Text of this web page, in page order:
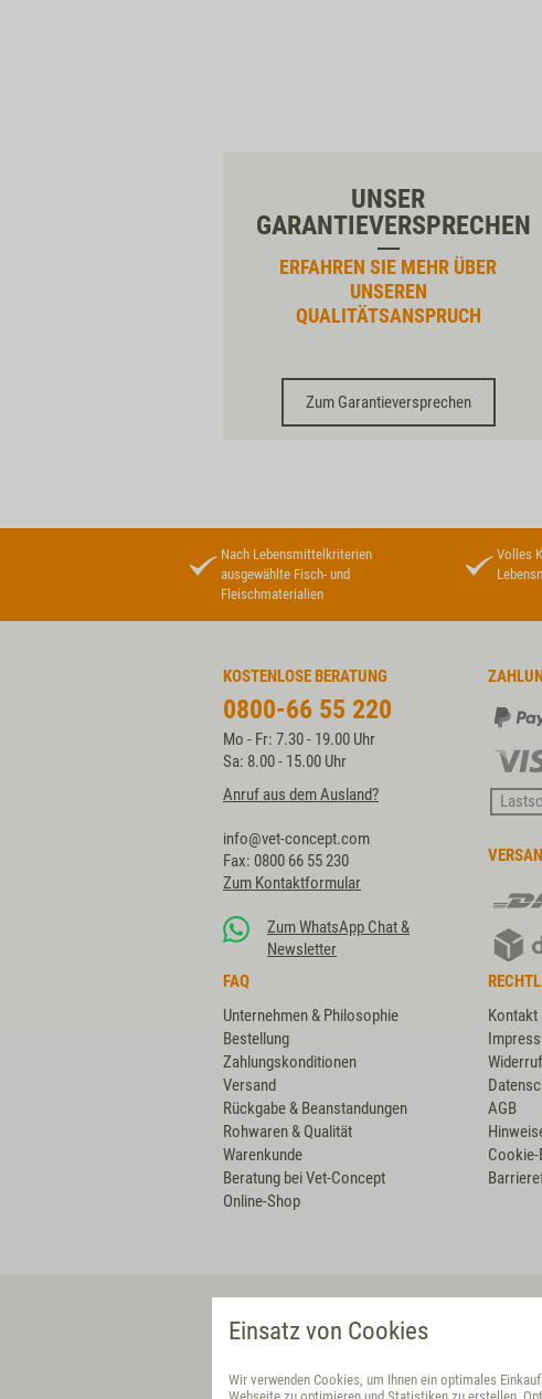
Einsatz von Cookies
Wir verwenden Cookies, um Ihnen ein optimales
Webseite zu optimieren und Statistiken zu erstellen.
UNSER
GARANTIEVERSPRECHEN
ERFAHREN SIE MEHR ÜBER
UNSEREN
QUALITÄTSANSPRUCH
Zum Garantieversprechen
Nach Lebensmittelkriterien
ausgewählte Fisch- und
Fleischmaterialien
Volles
KOSTENLOSE BERATUNG
0800-66 55 220
Mo - Fr: 7.30 - 19.00 Uhr
Sa: 8.00 - 15.00 Uhr
Anruf aus dem Ausland?
info@vet-concept.com
Fax: 0800 66 55 230
Zum Kontaktformular
Zum WhatsApp Chat &
Newsletter
DHL
DPD
FAQ
Unternehmen & Philosophie
Bestellung
Zahlungskonditionen
Versand
Rückgabe & Beanstandungen
Rohwaren & Qualität
Warenkunde
Beratung bei Vet-Concept
Online-Shop
Kontakt
Widerruf
AGB
Cookie-
Partner-Shop